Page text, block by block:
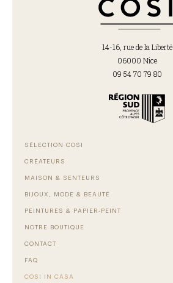
14-16, rue de la Liberté
06000 Nice
09 54 70 79 80
SÉLECTION COSI
CRÉATEURS
MAISON & SENTEURS
BIJOUX, MODE & BEAUTÉ
PEINTURES & PAPIER-PEINT
NOTRE BOUTIQUE
CONTACT
FAQ
COSI IN CASA